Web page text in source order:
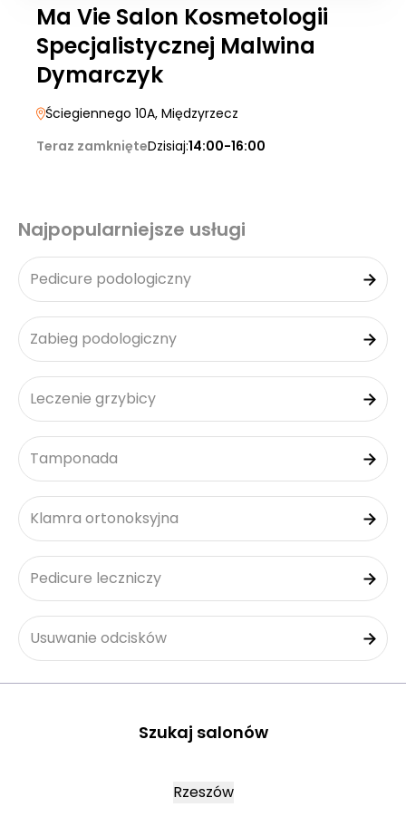
Ma Vie Salon Kosmetologii
Specjalistycznej Malwina
Dymarczyk
Ściegiennego 10A, Międzyrzecz
Teraz zamknięteDzisiaj:14:00-16:00
Najpopularniejsze usługi
Pedicure podologiczny
Zabieg podologiczny
Leczenie grzybicy
Tamponada
Klamra ortonoksyjna
Pedicure leczniczy
Usuwanie odcisków
Szukaj salonów
Rzeszów